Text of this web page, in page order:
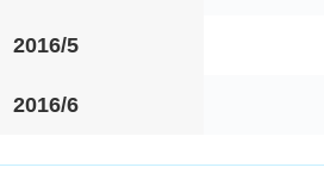
2016/5
2016/6